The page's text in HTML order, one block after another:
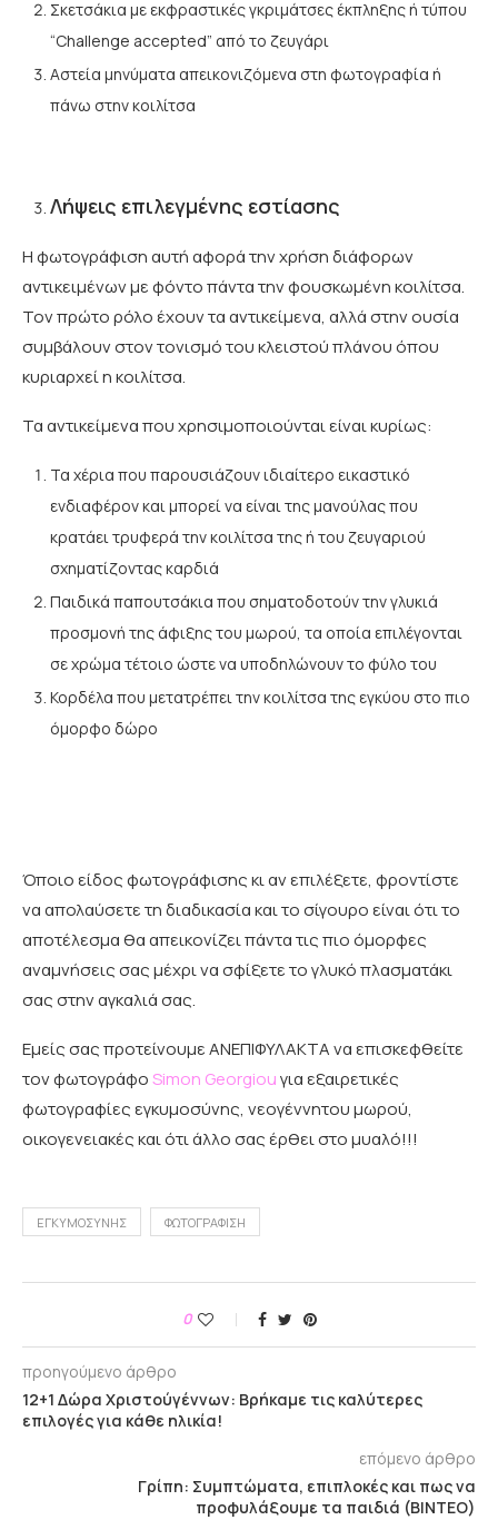
Σκετσάκια με εκφραστικές γκριμάτσες έκπληξης ή τύπου
“Challenge accepted” από το ζευγάρι
Αστεία μηνύματα απεικονιζόμενα στη φωτογραφία ή
πάνω στην κοιλίτσα
Λήψεις επιλεγμένης εστίασης
Η φωτογράφιση αυτή αφορά την χρήση διάφορων
αντικειμένων με φόντο πάντα την φουσκωμένη κοιλίτσα.
Τον πρώτο ρόλο έχουν τα αντικείμενα, αλλά στην ουσία
συμβάλουν στον τονισμό του κλειστού πλάνου όπου
κυριαρχεί η κοιλίτσα.
Τα αντικείμενα που χρησιμοποιούνται είναι κυρίως:
Τα χέρια που παρουσιάζουν ιδιαίτερο εικαστικό
ενδιαφέρον και μπορεί να είναι της μανούλας που
κρατάει τρυφερά την κοιλίτσα της ή του ζευγαριού
σχηματίζοντας καρδιά
Παιδικά παπουτσάκια που σηματοδοτούν την γλυκιά
προσμονή της άφιξης του μωρού, τα οποία επιλέγονται
σε χρώμα τέτοιο ώστε να υποδηλώνουν το φύλο του
Κορδέλα που μετατρέπει την κοιλίτσα της εγκύου στο πιο
όμορφο δώρο
Όποιο είδος φωτογράφισης κι αν επιλέξετε, φροντίστε
να απολαύσετε τη διαδικασία και το σίγουρο είναι ότι το
αποτέλεσμα θα απεικονίζει πάντα τις πιο όμορφες
αναμνήσεις σας μέχρι να σφίξετε το γλυκό πλασματάκι
σας στην αγκαλιά σας.
Εμείς σας προτείνουμε ΑΝΕΠΙΦΥΛΑΚΤΑ να επισκεφθείτε
τον φωτογράφοSimon Georgiouγια εξαιρετικές
φωτογραφίες εγκυμοσύνης, νεογέννητου μωρού,
οικογενειακές και ότι άλλο σας έρθει στο μυαλό!!!
ΕΓΚΥΜΟΣΎΝΗΣ ΦΩΤΟΓΡΆΦΙΣΗ
0
προηγούμενο άρθρο
12+1 Δώρα Χριστούγέννων: Βρήκαμε τις καλύτερες
επιλογές για κάθε ηλικία!
επόμενο άρθρο
Γρίπη: Συμπτώματα, επιπλοκές και πως να
προφυλάξουμε τα παιδιά (ΒΙΝΤΕΟ)